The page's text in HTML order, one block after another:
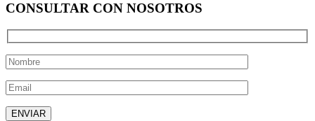
CONSULTAR CON NOSOTROS
Deja este campo vacío.